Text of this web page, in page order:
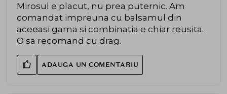
Mirosul e placut, nu prea puternic. Am
comandat impreuna cu balsamul din
aceeasi gama si combinatia e chiar reusita.
O sa recomand cu drag.
ADAUGA UN COMENTARIU